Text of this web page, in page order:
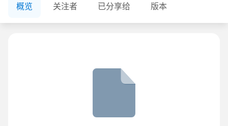
概览 关注者 已分享给 版本